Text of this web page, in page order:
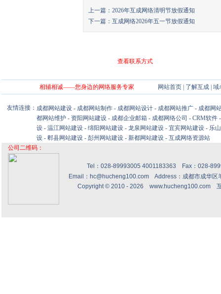
上一篇： 2026年互成网络清明节放假通知
下一篇： 互成网络2026年五一节放假通知
查看联系方式
相辅相诚——您身边的网络服务专家 网站首页| 了解互成| 域
友情连接： 成都网站建设 - 成都网站制作 - 成都网站设计 - 成都网站推广 - 成都网
都网站维护 - 资阳网站建设 - 成都企业邮箱 - 成都网络公司 - CRM软件
设 - 温江网站建设 - 绵阳网站建设 - 龙泉网站建设 - 宜宾网站建设 - 乐
设 - 郫县网站建设 - 彭州网站建设 - 新都网站建设 - 互成网络资源站
公司二维码：
Tel：028-89993005 4001183363 Fax：028-
Email：hc@hucheng100.com Address：成都市成华
Copyright © 2010 - 2026 www.hucheng100.com互